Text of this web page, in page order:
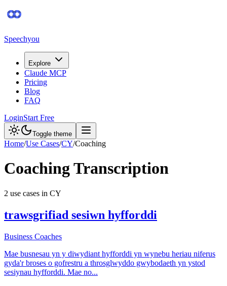
Speechyou
Explore
Claude MCP
Pricing
Blog
FAQ
LoginStart Free
Toggle theme
Home/Use Cases/CY/Coaching
CoachingTranscription
2 use cases in CY
trawsgrifiad sesiwn hyfforddi
Business Coaches
Mae busnesau yn y diwydiant hyfforddi yn wynebu heriau niferus
gyda'r broses o gofrestru a throsglwyddo gwybodaeth yn ystod
sesiynau hyfforddi. Mae no...